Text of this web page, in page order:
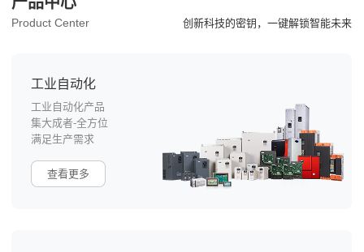
Product Center 创新科技的密钥，一键解锁智能未来
工业自动化
工业自动化产品
集大成者-全方位
满足生产需求
查看更多